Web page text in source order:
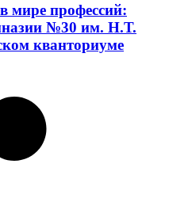
мире профессий:
№30 им. Н.Т.
кванториуме